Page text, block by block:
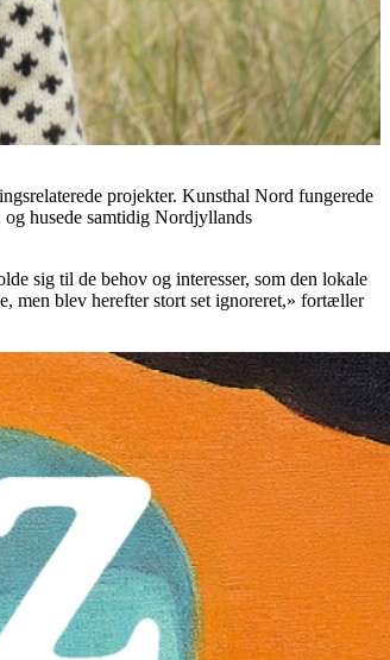
projekter. Kunsthal Nord fungerede
husede samtidig Nordjyllands
sig til de behov og interesser, som den lokale
men blev herefter stort set ignoreret,» fortæller